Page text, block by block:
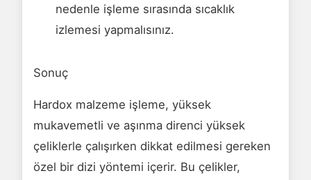
nedenle işleme sırasında sıcaklık
izlemesi yapmalısınız.
Sonuç
Hardox malzeme işleme, yüksek
mukavemetli ve aşınma direnci yüksek
çeliklerle çalışırken dikkat edilmesi gereken
özel bir dizi yöntemi içerir. Bu çelikler,